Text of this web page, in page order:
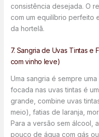
consistência desejada. O
com um equilíbrio perfeito
da hortelã.
7. Sangria de Uvas Tintas e
com vinho leve)
Uma sangria é sempre
focada nas uvas tintas é
grande, combine uvas
meio), fatias de laranja,
Para a versão sem álcool,
pouco de água com gás